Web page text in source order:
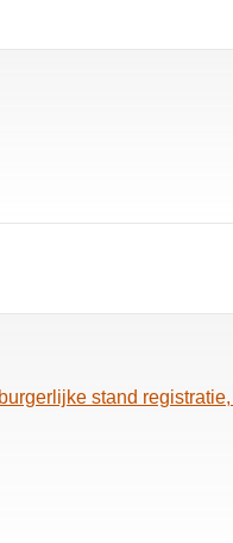
stand